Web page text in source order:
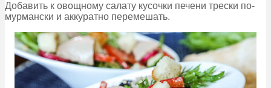
Добавить к овощному салату кусочки печени трески по-
мурмански и аккуратно перемешать.